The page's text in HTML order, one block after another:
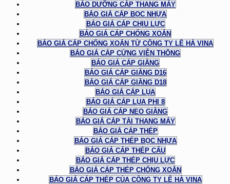
BẢO DƯỠNG CÁP THANG MÁY
BÁO GIÁ CÁP BỌC NHỰA
BÁO GIÁ CÁP CHỊU LỰC
BÁO GIÁ CÁP CHỐNG XOẮN
BÁO GIÁ CÁP CHỐNG XOẮN TỪ CÔNG TY LÊ HÀ VINA
BÁO GIÁ CÁP CỨNG VIỄN THÔNG
BÁO GIÁ CÁP GIẰNG
BÁO GIÁ CÁP GIẰNG D16
BÁO GIÁ CÁP GIẰNG D18
BÁO GIÁ CÁP LỤA
BÁO GIÁ CÁP LỤA PHI 8
BÁO GIÁ CÁP NEO GIẰNG
BÁO GIÁ CÁP TẢI THANG MÁY
BÁO GIÁ CÁP THÉP
BÁO GIÁ CÁP THÉP BỌC NHỰA
BÁO GIÁ CÁP THÉP CẨU
BÁO GIÁ CÁP THÉP CHỊU LỰC
BÁO GIÁ CÁP THÉP CHỐNG XOẮN
BÁO GIÁ CÁP THÉP CỦA CÔNG TY LÊ HÀ VINA